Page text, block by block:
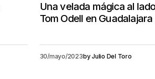
Una velada mágica al
Tom Odell en Guadalajara
30/mayo/2023byJulio Del Toro